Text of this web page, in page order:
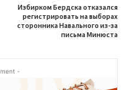
Избирком Бердска отказался
регистрировать на выборах
сторонника Навального из-за
письма Минюста
-